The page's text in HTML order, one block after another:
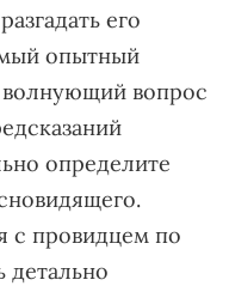
его
опытный
волнующий вопрос
определите
с провидцем по
детально